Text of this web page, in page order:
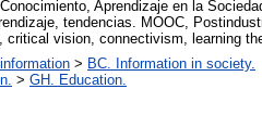
Aprendizaje en la
tendencias. MOOC,
vision, connectivism, learning
> BC. Information in society.
> GH. Education.